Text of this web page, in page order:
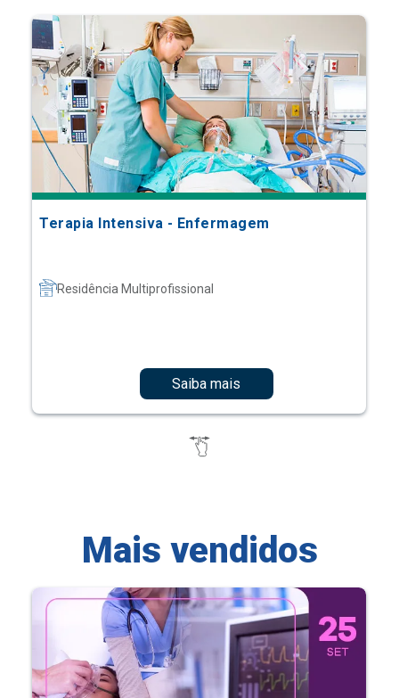
Terapia Intensiva - Enfermagem
Residência Multiprofissional
Saiba mais
Mais vendidos